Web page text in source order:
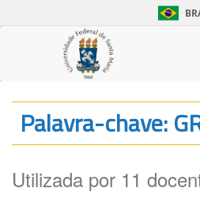
Palavra-chave:
Utilizada por 11